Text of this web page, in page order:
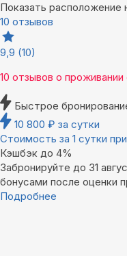
Показать расположение
10 отзывов
9,9 (10)
10 отзывов о
Быстрое
10 800 ₽ за сутки
Стоимость за 1 сутки
Кэшбэк до 4%
Забронируйте до 31
бонусами после оценки
Подробнее